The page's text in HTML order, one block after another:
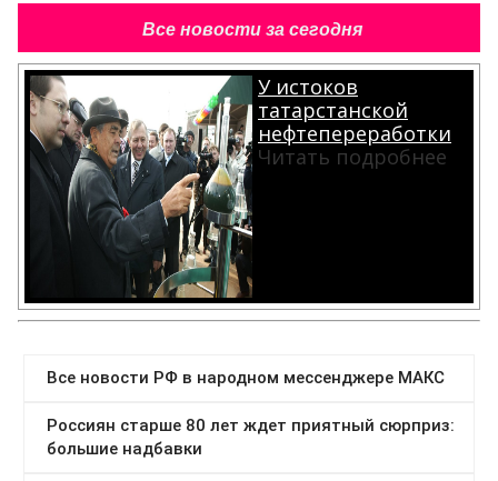
Все новости за сегодня
У истоков
татарстанской
нефтепереработки
Читать подробнее